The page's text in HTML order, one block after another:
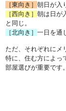
［東向き］朝日が入
［西向き］朝は日が
と同じ。
［北向き］一日を通
ただ、それぞれにメ
特に、住む方によっ
部屋選びが重要です。